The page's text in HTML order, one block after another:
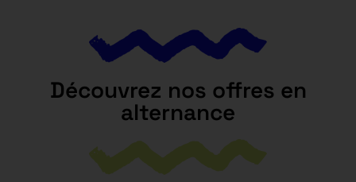
Découvrez nos offres en
alternance